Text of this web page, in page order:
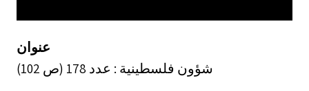
عنوان
شؤون فلسطينية : عدد 178 (ص 102)